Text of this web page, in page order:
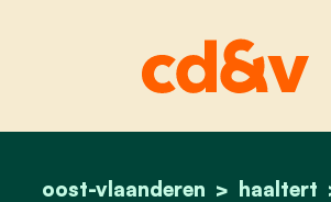
home
oost-vlaanderen haaltert